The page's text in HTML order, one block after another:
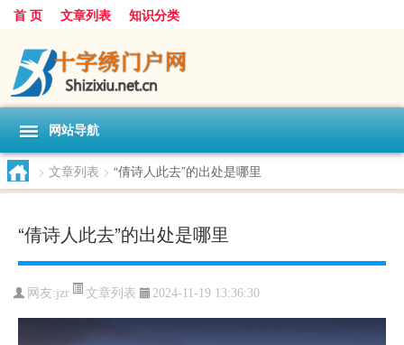
首 页 文章列表 知识分类
网站导航
> 文章列表 > “倩诗人此去”的出处是哪里
“倩诗人此去”的出处是哪里
网友:jzr 文章列表 2024-11-19 13:36:30